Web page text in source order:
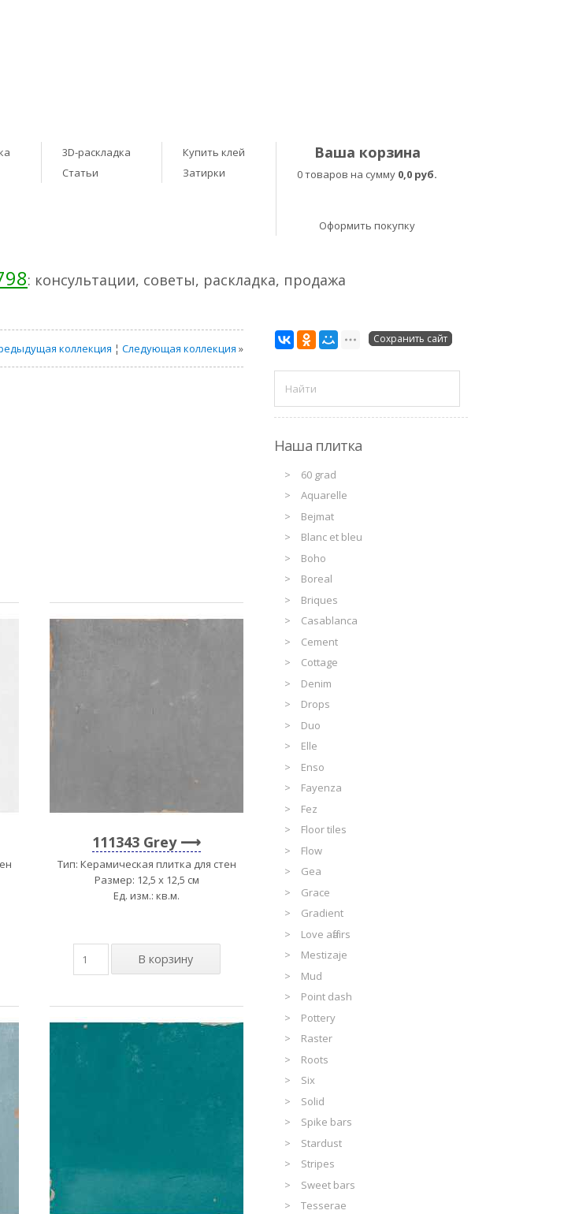
3D-раскладка
Статьи
Купить клей
Затирки
Ваша корзина
0 товаров на сумму 0,0 руб.
Оформить покупку
: консультации, советы, раскладка, продажа
коллекция ¦Следующая коллекция »
111343 Grey
Тип: Керамическая плитка для стен
Размер: 12,5 x 12,5 см
Ед. изм.: кв.м.
Сохранить сайт
Наша плитка
60 grad
Aquarelle
Bejmat
Blanc et bleu
Boho
Boreal
Briques
Casablanca
Cement
Cottage
Denim
Drops
Duo
Elle
Enso
Fayenza
Fez
Floor tiles
Flow
Gea
Grace
Gradient
Love affairs
Mestizaje
Mud
Point dash
Pottery
Raster
Roots
Six
Solid
Spike bars
Stardust
Stripes
Sweet bars
Tesserae